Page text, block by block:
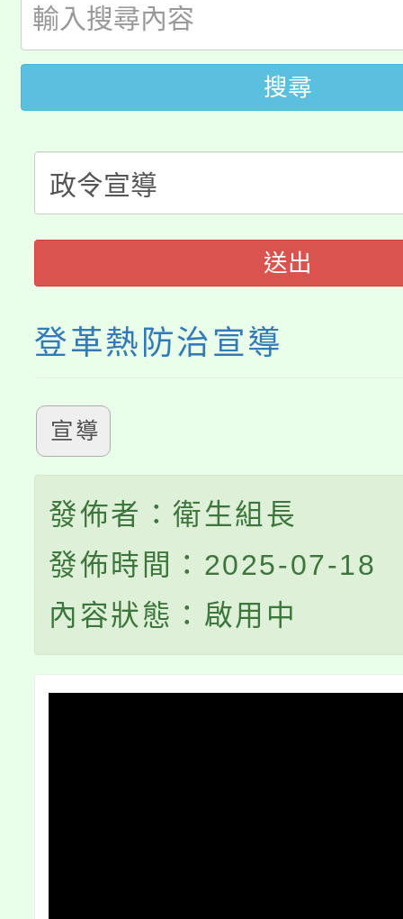
開!
115年桃園市運動會8/
田徑場及游泳池舉行。
桃園市低收入戶享有免
視費優惠，中低收入戶
半價優惠，詳情可洽有
者。
大園自造教育及科技中
份教師增能研習
大溪自造教育及科技中
份教師研習
淨零綠生活教案入校路
115年食農教育專業人
程
搜尋
送出
登革熱防治宣導
宣導
發佈者：衛生組長
發佈時間：2025-07-18
內容狀態：啟用中